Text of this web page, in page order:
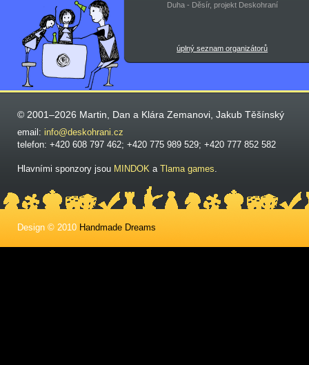
Duha - Děsír, projekt Deskohraní
úplný seznam organizátorů
© 2001–2026 Martin, Dan a Klára Zemanovi, Jakub Těšínský
email: info@deskohrani.cz
telefon: +420 608 797 462; +420 775 989 529; +420 777 852 582
Hlavními sponzory jsou MINDOK a Tlama games.
Design © 2010 Handmade Dreams